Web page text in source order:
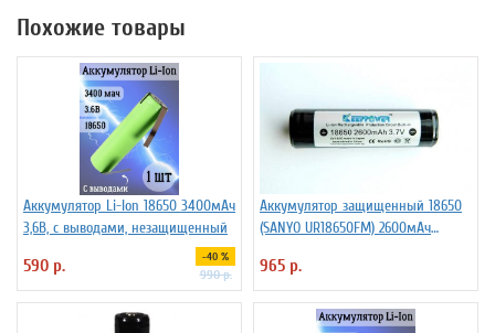
Похожие товары
Аккумулятор Li-Ion 18650 3400мАч
3,6В, с выводами, незащищенный
590 р. -40 %
990 р.
Аккумулятор защищенный 18650
(SANYO UR18650FM) 2600мАч
965 р.